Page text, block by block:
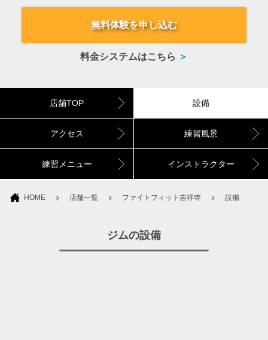
無料体験を申し込む
料金システムはこちら
店舗TOP 設備
アクセス 練習風景
練習メニュー インストラクター
HOME 店舗一覧 ファイトフィット吉祥寺 設備
ジムの設備